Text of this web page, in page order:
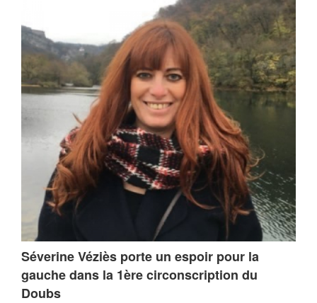
Séverine Véziès porte un espoir pour la
gauche dans la 1ère circonscription du
Doubs